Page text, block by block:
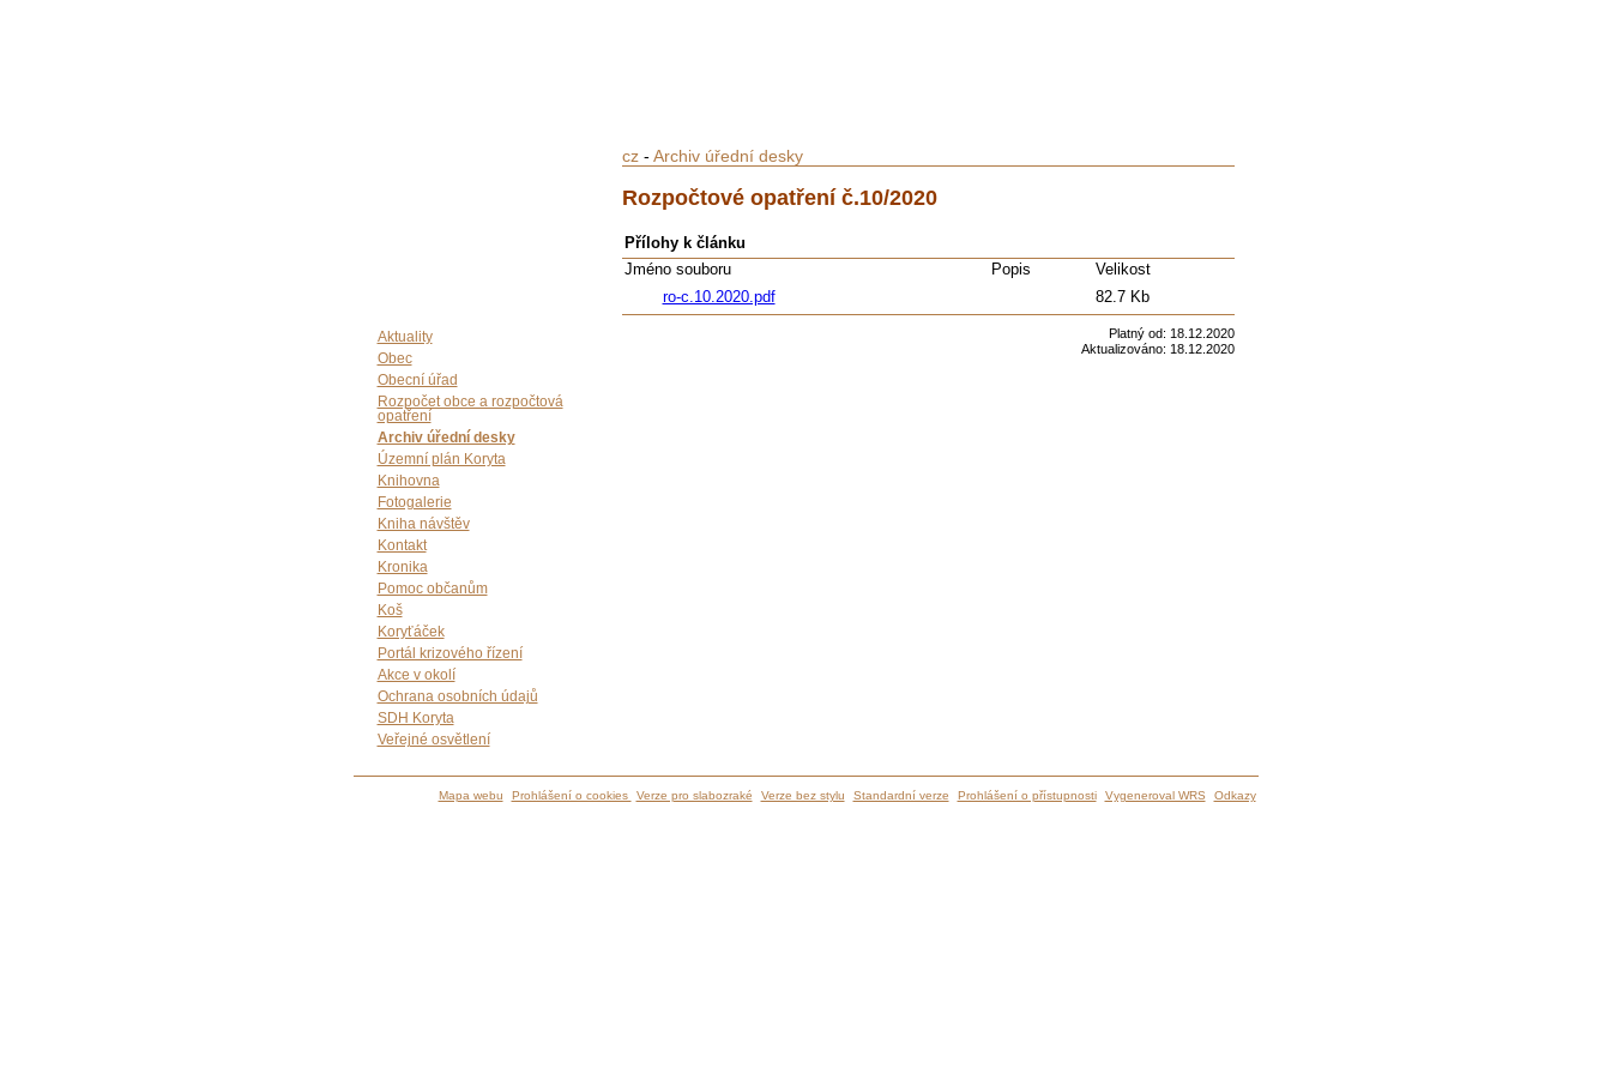
Aktuality
Obec
Obecní úřad
Rozpočet obce a rozpočtová
opatření
Archiv úřední desky
Územní plán Koryta
Knihovna
Fotogalerie
Kniha návštěv
Kontakt
Kronika
Pomoc občanům
Koš
Koryťáček
Portál krizového řízení
Akce v okolí
Ochrana osobních údajů
SDH Koryta
Veřejné osvětlení
cz- Archiv úřední desky
Rozpočtové opatření č.10/2020
Přílohy k článku
Jméno souboru
Popis
Velikost
ro-c.10.2020.pdf
82.7 Kb
Platný od: 18.12.2020
Aktualizováno: 18.12.2020
Mapa webu Prohlášení o cookies Verze pro slabozraké Verze bez stylu Standardní verze Prohlášení o přístupnosti Vygeneroval WRS Odkazy